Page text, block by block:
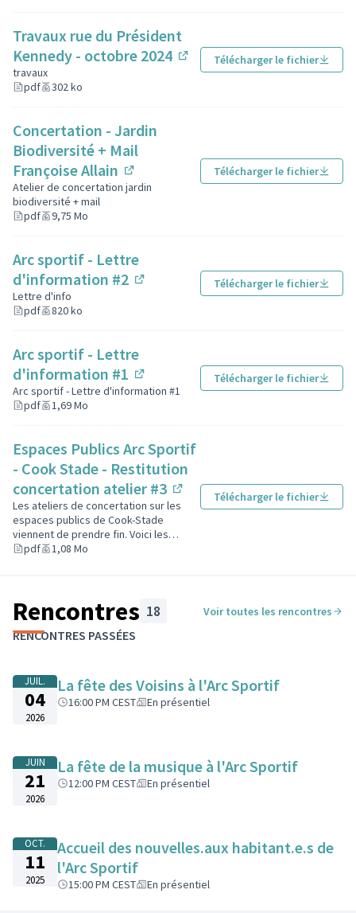
Travaux rue du Président
Kennedy - octobre 2024
(Lien externe)
travaux
pdf
302 ko
Télécharger le fichier
Concertation - Jardin
Biodiversité + Mail
Françoise Allain
(Lien externe)
Atelier de concertation jardin
biodiversité + mail
pdf
9,75 Mo
Télécharger le fichier
Arc sportif - Lettre
d'information #2
(Lien externe)
Lettre d'info
pdf
820 ko
Télécharger le fichier
Arc sportif - Lettre
d'information #1
(Lien externe)
Arc sportif - Lettre d'information #1
pdf
1,69 Mo
Télécharger le fichier
Espaces Publics Arc Sportif
- Cook Stade - Restitution
concertation atelier #3
(Lien externe)
Les ateliers de concertation sur les
espaces publics de Cook-Stade
viennent de prendre fin. Voici les
conclusions de ce travail collaboratif.
pdf 1,08 Mo
Télécharger le fichier
Rencontres 18 Voir toutes les rencontres
L'élément suivant est une carte qui présente les éléments de
Passer la carte
−
RENCONTRES PASSÉES
JUIL.
04
2026
La fête des Voisins à l'Arc Sportif
16:00 PM CEST En présentiel
JUIN
21
2026
La fête de la musique à l'Arc Sportif
12:00 PM CEST En présentiel
OCT.
11
2025
Accueil des nouvelles.aux habitant.e.s de
l'Arc Sportif
15:00 PM CEST En présentiel